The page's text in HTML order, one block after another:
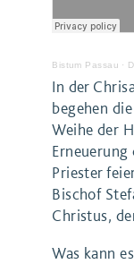
Bistum Passau ·
In der
begehen
Weihe der
Erneuerung
Priester
Bischof
Christus,
Was kann